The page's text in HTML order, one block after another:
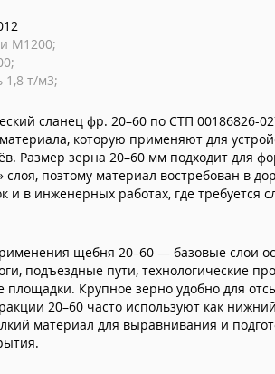
М1200;
1,8 т/м3;
сланец фр. 20–60 по СТП 00186826-
которую применяют для
Размер зерна 20–60 мм подходит для
слоя, поэтому материал востребован в
и в инженерных работах, где требуется
щебня 20–60 — базовые слои
подъездные пути, технологические
площадки. Крупное зерно удобно для
20–60 часто используют как
материал для выравнивания и